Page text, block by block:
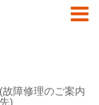
(故障修理のご案内
先)